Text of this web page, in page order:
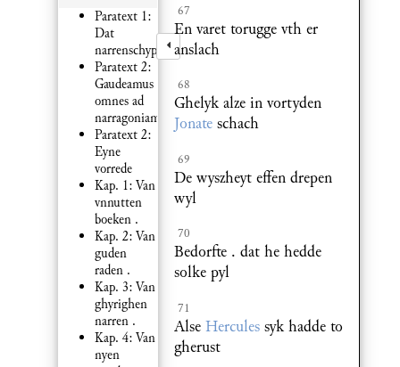
Paratext 1:
Dat
narrenschyp
Paratext 2:
Gaudeamus
omnes ad
narragoniam
Paratext 2:
Eyne
vorrede
Kap. 1: Van
vnnutten
boeken .
Kap. 2: Van
guden
raden .
Kap. 3: Van
ghyrighen
narren .
Kap. 4: Van
nyen
67
En varet torugge vth er
anslach
68
Ghelyk alze in vortyden
Jonateschach
69
De wyszheyt effen drepen
wyl
70
Bedorfte . dat he hedde
solke pyl
71
Alse Herculessyk hadde to
gherust